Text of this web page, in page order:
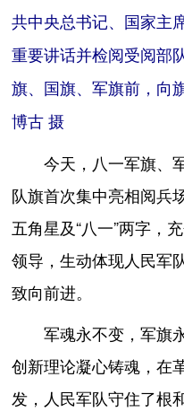
共中央总书记、国家主
重要讲话并检阅受阅部
旗、国旗、军旗前，向
博古 摄
今天，八一军旗、军
队旗首次集中亮相阅兵
五角星及“八一”两字，
领导，生动体现人民军
致向前进。
军魂永不变，军旗永
创新理论凝心铸魂，在
发，人民军队守住了根